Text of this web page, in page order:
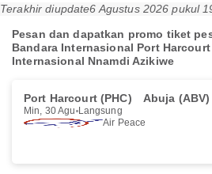
Terakhir diupdate6 Agustus 2026 pukul
Pesan dan dapatkan promo tiket
Bandara Internasional Port
Internasional Nnamdi Azikiwe
Port Harcourt (PHC) Abuja (ABV)
Min, 30 Agu Langsung
Air Peace